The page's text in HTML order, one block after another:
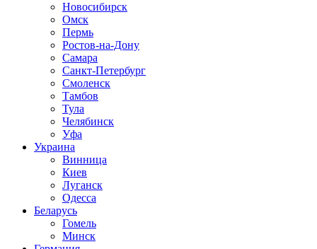
Новосибирск
Омск
Пермь
Ростов-на-Дону
Самара
Санкт-Петербург
Смоленск
Тамбов
Тула
Челябинск
Уфа
Украина
Винница
Киев
Луганск
Одесса
Беларусь
Гомель
Минск